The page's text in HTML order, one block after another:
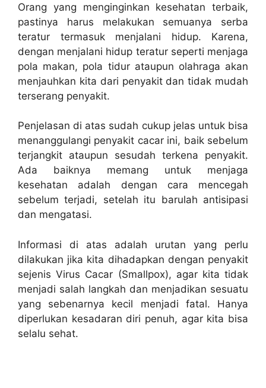
Orang yang menginginkan kesehatan terbaik,
pastinya harus melakukan semuanya serba
teratur termasuk menjalani hidup. Karena,
dengan menjalani hidup teratur seperti menjaga
pola makan, pola tidur ataupun olahraga akan
menjauhkan kita dari penyakit dan tidak mudah
terserang penyakit.
Penjelasan di atas sudah cukup jelas untuk bisa
menanggulangi penyakit cacar ini, baik sebelum
terjangkit ataupun sesudah terkena penyakit.
Ada baiknya memang untuk menjaga
kesehatan adalah dengan cara mencegah
sebelum terjadi, setelah itu barulah antisipasi
dan mengatasi.
Informasi di atas adalah urutan yang perlu
dilakukan jika kita dihadapkan dengan penyakit
sejenis Virus Cacar (Smallpox), agar kita tidak
menjadi salah langkah dan menjadikan sesuatu
yang sebenarnya kecil menjadi fatal. Hanya
diperlukan kesadaran diri penuh, agar kita bisa
selalu sehat.